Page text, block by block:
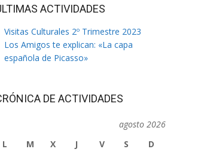
ACTIVIDADES
Visitas Culturales 2º Trimestre 2023
Los Amigos te explican: «La capa
española de Picasso»
DE ACTIVIDADES
agosto 2026
L
M X J V S
D